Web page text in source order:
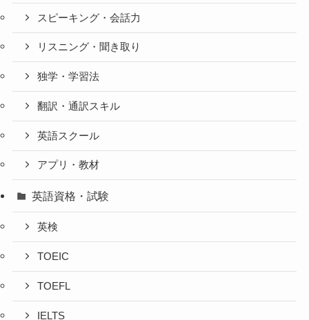
スピーキング・会話力
リスニング・聞き取り
独学・学習法
翻訳・通訳スキル
英語スクール
アプリ・教材
英語資格・試験
英検
TOEIC
TOEFL
IELTS